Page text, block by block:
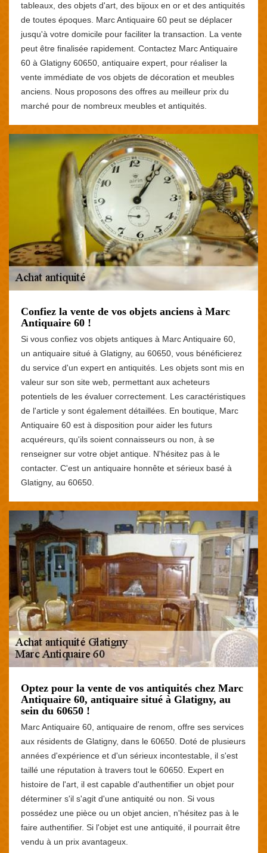
tableaux, des objets d'art, des bijoux en or et des antiquités
de toutes époques. Marc Antiquaire 60 peut se déplacer
jusqu'à votre domicile pour faciliter la transaction. La vente
peut être finalisée rapidement. Contactez Marc Antiquaire
60 à Glatigny 60650, antiquaire expert, pour réaliser la
vente immédiate de vos objets de décoration et meubles
anciens. Nous proposons des offres au meilleur prix du
marché pour de nombreux meubles et antiquités.
Confiez la vente de vos objets anciens à Marc
Antiquaire 60 !
Si vous confiez vos objets antiques à Marc Antiquaire 60,
un antiquaire situé à Glatigny, au 60650, vous bénéficierez
du service d'un expert en antiquités. Les objets sont mis en
valeur sur son site web, permettant aux acheteurs
potentiels de les évaluer correctement. Les caractéristiques
de l'article y sont également détaillées. En boutique, Marc
Antiquaire 60 est à disposition pour aider les futurs
acquéreurs, qu'ils soient connaisseurs ou non, à se
renseigner sur votre objet antique. N'hésitez pas à le
contacter. C'est un antiquaire honnête et sérieux basé à
Glatigny, au 60650.
Optez pour la vente de vos antiquités chez Marc
Antiquaire 60, antiquaire situé à Glatigny, au
sein du 60650 !
Marc Antiquaire 60, antiquaire de renom, offre ses services
aux résidents de Glatigny, dans le 60650. Doté de plusieurs
années d'expérience et d'un sérieux incontestable, il s'est
taillé une réputation à travers tout le 60650. Expert en
histoire de l'art, il est capable d'authentifier un objet pour
déterminer s'il s'agit d'une antiquité ou non. Si vous
possédez une pièce ou un objet ancien, n'hésitez pas à le
faire authentifier. Si l'objet est une antiquité, il pourrait être
vendu à un prix avantageux.